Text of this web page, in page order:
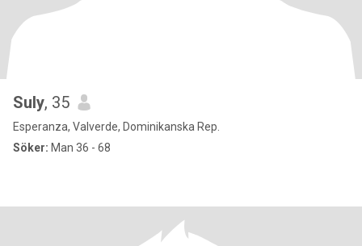
Suly, 35
Esperanza, Valverde, Dominikanska Rep.
Söker: Man 36 - 68